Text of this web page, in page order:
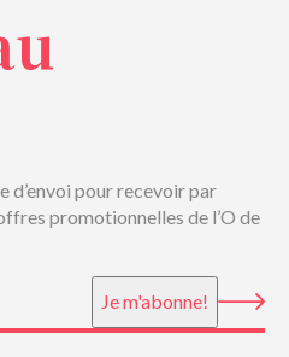
d’envoi pour recevoir par
promotionnelles de l’O de
Je m'abonne!